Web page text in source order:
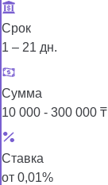
Срок
1 – 21 дн.
Сумма
10 000 - 300 000 ₸
Ставка
от 0,01%